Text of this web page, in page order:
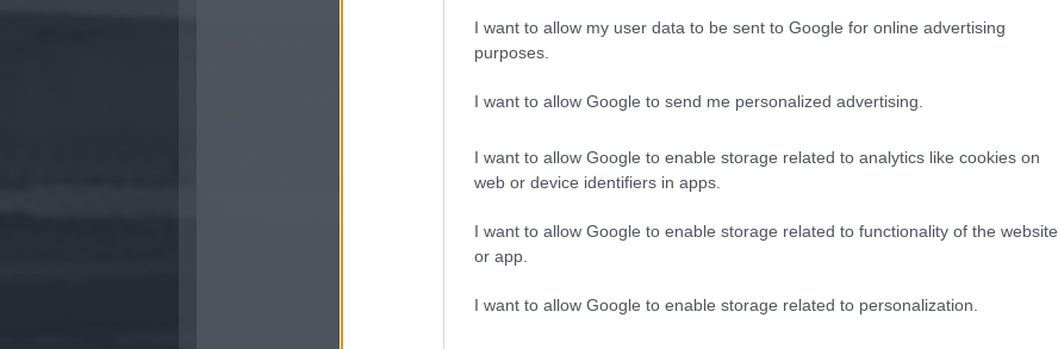
I want to allow my user data to be sent to Google for online advertising
purposes.
I want to allow Google to send me personalized advertising.
I want to allow Google to enable storage related to analytics like cookies on
web or device identifiers in apps.
I want to allow Google to enable storage related to functionality of the website
or app.
I want to allow Google to enable storage related to personalization.